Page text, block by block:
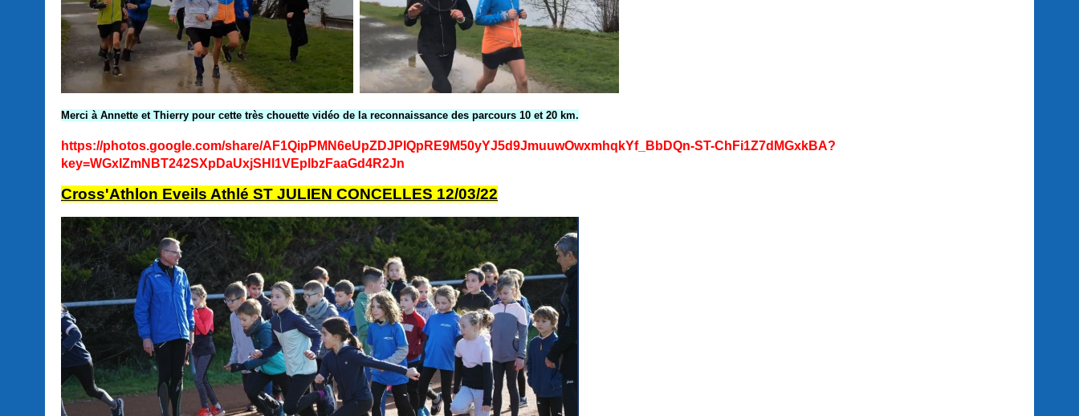
Merci à Annette et Thierry pour cette très chouette vidéo de la reconnaissance des parcours 10 et 20 km.
https://photos.google.com/share/AF1QipPMN6eUpZDJPIQpRE9M50yYJ5d9JmuuwOwxmhqkYf_BbDQn-ST-ChFi1Z7dMGxkBA?
key=WGxIZmNBT242SXpDaUxjSHl1VEplbzFaaGd4R2Jn
Cross'Athlon Eveils Athlé ST JULIEN CONCELLES 12/03/22